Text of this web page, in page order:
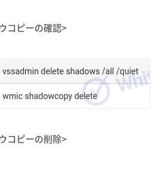
コピーの確認>
コピーの削除>